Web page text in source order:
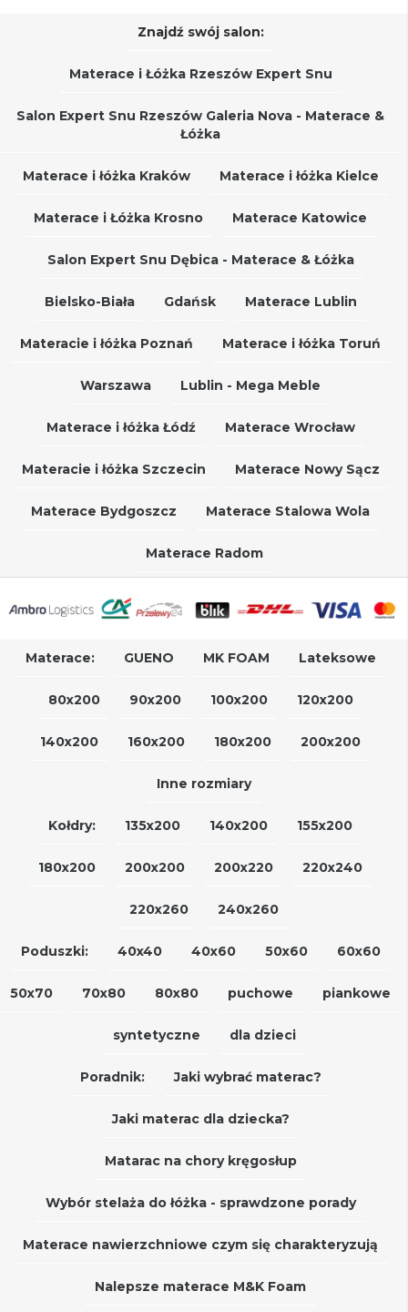
Znajdź swój salon:
Materace i Łóżka Rzeszów Expert Snu
Salon Expert Snu Rzeszów Galeria Nova - Materace &
Łóżka
Materace i łóżka Kraków Materace i łóżka Kielce
Materace i Łóżka Krosno Materace Katowice
Salon Expert Snu Dębica - Materace & Łóżka
Bielsko-Biała Gdańsk Materace Lublin
Materacie i łóżka Poznań Materace i łóżka Toruń
Warszawa Lublin - Mega Meble
Materace i łóżka Łódź Materace Wrocław
Materacie i łóżka Szczecin Materace Nowy Sącz
Materace Bydgoszcz Materace Stalowa Wola
Materace Radom
Materace: GUENO MK FOAM Lateksowe
80x200 90x200 100x200 120x200
140x200 160x200 180x200 200x200
Inne rozmiary
Kołdry: 135x200 140x200 155x200
180x200 200x200 200x220 220x240
220x260 240x260
Poduszki: 40x40 40x60 50x60 60x60
50x70 70x80 80x80 puchowe piankowe
syntetyczne dla dzieci
Poradnik: Jaki wybrać materac?
Jaki materac dla dziecka?
Matarac na chory kręgosłup
Wybór stelaża do łóżka - sprawdzone porady
Materace nawierzchniowe czym się charakteryzują
Nalepsze materace M&K Foam